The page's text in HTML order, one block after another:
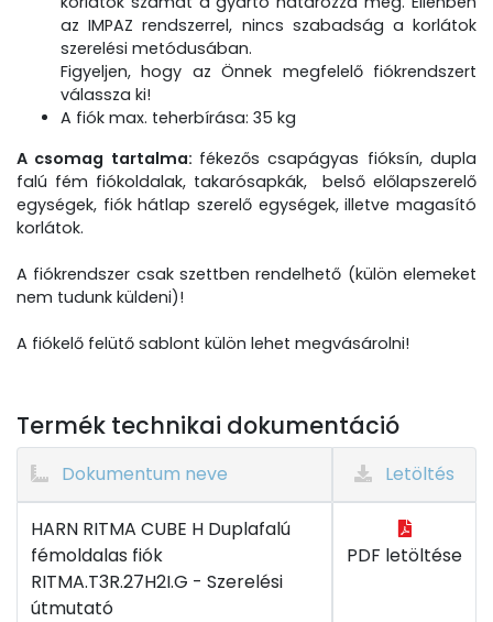
az IMPAZ rendszerrel, nincs szabadság a korlátok
szerelési metódusában.
Figyeljen, hogy az Önnek megfelelő fiókrendszert
válassza ki!
A fiók max. teherbírása: 35 kg
A csomag tartalma: fékezős csapágyas fióksín, dupla
falú fém fiókoldalak, takarósapkák, belső előlapszerelő
egységek, fiók hátlap szerelő egységek, illetve magasító
korlátok.
A fiókrendszer csak szettben rendelhető (külön elemeket
nem tudunk küldeni)!
A fiókelő felütő sablont külön lehet megvásárolni!
Termék technikai dokumentáció
Dokumentum neve Letöltés
HARN RITMA CUBE H Duplafalú
fémoldalas fiók
RITMA.T3R.27H2I.G - Szerelési
útmutató
PDF letöltése